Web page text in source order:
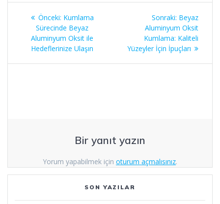
Yazı
gezinmesi
Önceki: Önceki
yazı:
Kumlama
Sürecinde Beyaz
Aluminyum Oksit ile
Hedeflerinize Ulaşın
Sonraki: Sonraki
yazı:
Beyaz
Aluminyum Oksit
Kumlama: Kaliteli
Yüzeyler İçin İpuçları
Bir yanıt yazın
Yorum yapabilmek için oturum açmalısınız.
SON YAZILAR